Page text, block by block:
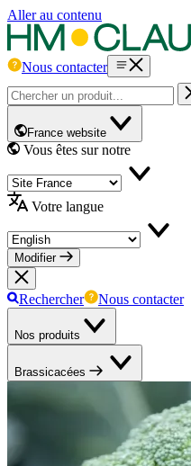
Aller au contenu
Nous contacter
France website
Vous êtes sur notre
Votre langue
Modifier
Rechercher Nous contacter
Nos produits
Brassicacées